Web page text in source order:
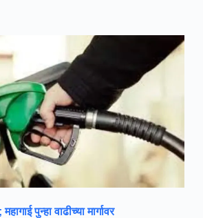
पुन्हा वाढीच्या मार्गावर